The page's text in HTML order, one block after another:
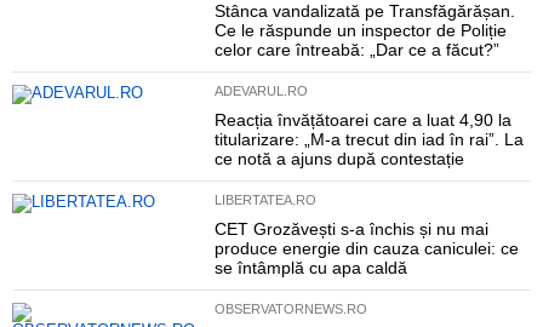
Stânca vandalizată pe Transfăgărășan.
Ce le răspunde un inspector de Poliție
celor care întreabă: „Dar ce a făcut?”
ADEVARUL.RO
Reacția învățătoarei care a luat 4,90 la
titularizare: „M-a trecut din iad în rai”. La
ce notă a ajuns după contestație
LIBERTATEA.RO
CET Grozăvești s-a închis și nu mai
produce energie din cauza caniculei: ce
se întâmplă cu apa caldă
OBSERVATORNEWS.RO